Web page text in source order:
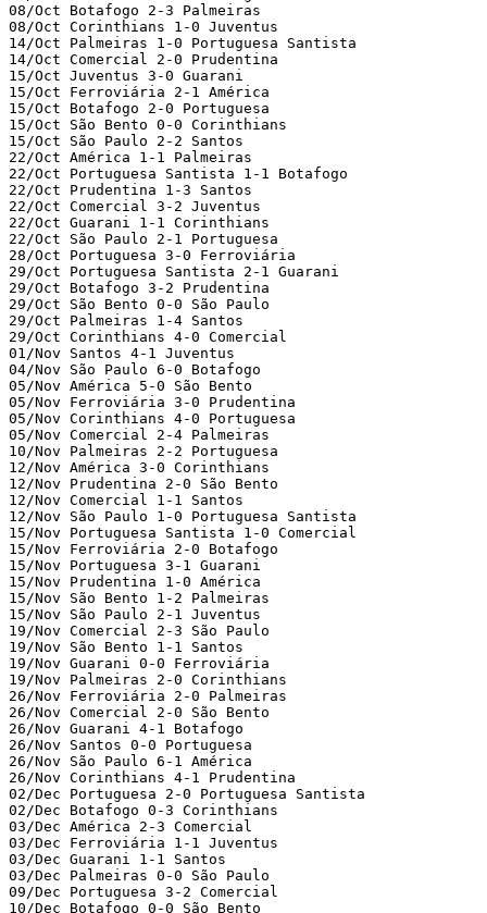
08/Oct Botafogo 2-3 Palmeiras
08/Oct Corinthians 1-0 Juventus
14/Oct Palmeiras 1-0 Portuguesa Santista
14/Oct Comercial 2-0 Prudentina
15/Oct Juventus 3-0 Guarani
15/Oct Ferroviária 2-1 América
15/Oct Botafogo 2-0 Portuguesa
15/Oct São Bento 0-0 Corinthians
15/Oct São Paulo 2-2 Santos
22/Oct América 1-1 Palmeiras
22/Oct Portuguesa Santista 1-1 Botafogo
22/Oct Prudentina 1-3 Santos
22/Oct Comercial 3-2 Juventus
22/Oct Guarani 1-1 Corinthians
22/Oct São Paulo 2-1 Portuguesa
28/Oct Portuguesa 3-0 Ferroviária
29/Oct Portuguesa Santista 2-1 Guarani
29/Oct Botafogo 3-2 Prudentina
29/Oct São Bento 0-0 São Paulo
29/Oct Palmeiras 1-4 Santos
29/Oct Corinthians 4-0 Comercial
01/Nov Santos 4-1 Juventus
04/Nov São Paulo 6-0 Botafogo
05/Nov América 5-0 São Bento
05/Nov Ferroviária 3-0 Prudentina
05/Nov Corinthians 4-0 Portuguesa
05/Nov Comercial 2-4 Palmeiras
10/Nov Palmeiras 2-2 Portuguesa
12/Nov América 3-0 Corinthians
12/Nov Prudentina 2-0 São Bento
12/Nov Comercial 1-1 Santos
12/Nov São Paulo 1-0 Portuguesa Santista
15/Nov Portuguesa Santista 1-0 Comercial
15/Nov Ferroviária 2-0 Botafogo
15/Nov Portuguesa 3-1 Guarani
15/Nov Prudentina 1-0 América
15/Nov São Bento 1-2 Palmeiras
15/Nov São Paulo 2-1 Juventus
19/Nov Comercial 2-3 São Paulo
19/Nov São Bento 1-1 Santos
19/Nov Guarani 0-0 Ferroviária
19/Nov Palmeiras 2-0 Corinthians
26/Nov Ferroviária 2-0 Palmeiras
26/Nov Comercial 2-0 São Bento
26/Nov Guarani 4-1 Botafogo
26/Nov Santos 0-0 Portuguesa
26/Nov São Paulo 6-1 América
26/Nov Corinthians 4-1 Prudentina
02/Dec Portuguesa 2-0 Portuguesa Santista
02/Dec Botafogo 0-3 Corinthians
03/Dec América 2-3 Comercial
03/Dec Ferroviária 1-1 Juventus
03/Dec Guarani 1-1 Santos
03/Dec Palmeiras 0-0 São Paulo
09/Dec Portuguesa 3-2 Comercial
10/Dec Botafogo 0-0 São Bento